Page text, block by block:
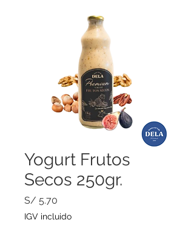
Yogurt Frutos
Secos 250gr.
S/ 5.70
IGV incluido